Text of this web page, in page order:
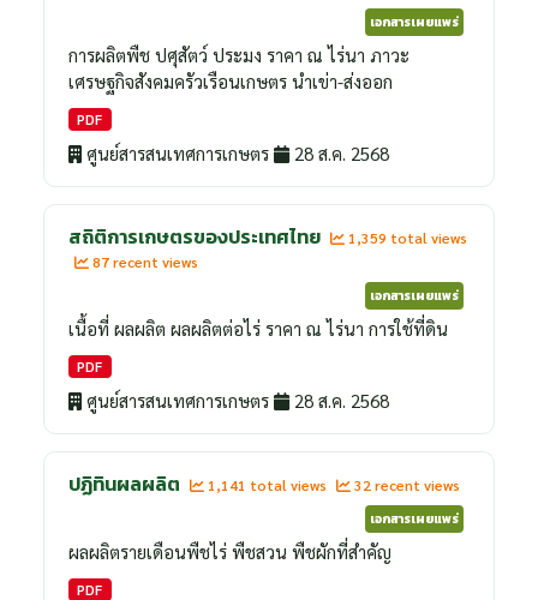
เอกสารเผยแพร่
การผลิตพืช ปศุสัตว์ ประมง ราคา ณ ไร่นา ภาวะ
เศรษฐกิจสังคมครัวเรือนเกษตร นำเข่า-ส่งออก
PDF
ศูนย์สารสนเทศการเกษตร 28 ส.ค. 2568
สถิติการเกษตรของประเทศไทย
1,359 total views
87 recent views
เอกสารเผยแพร่
เนื้อที่ ผลผลิต ผลผลิตต่อไร่ ราคา ณ ไร่นา การใช้ที่ดิน
PDF
ศูนย์สารสนเทศการเกษตร 28 ส.ค. 2568
ปฏิทินผลผลิต 1,141 total views
32 recent views
เอกสารเผยแพร่
ผลผลิตรายเดือนพืชไร่ พืชสวน พืชผักที่สำคัญ
PDF